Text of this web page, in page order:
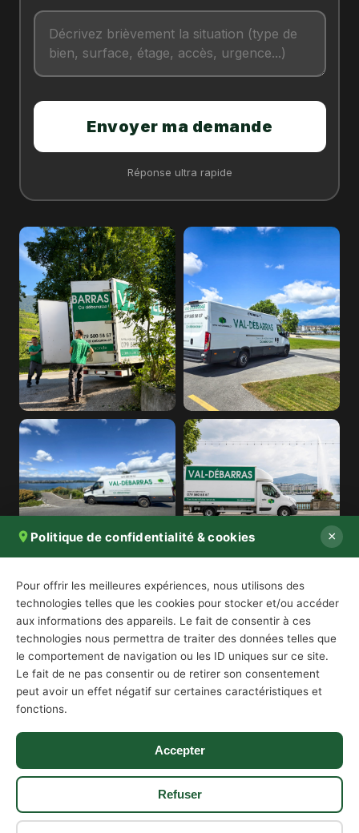
Politique de confidentialité & cookies ×
Pour offrir les meilleures expériences, nous utilisons des
technologies telles que les cookies pour stocker et/ou accéder
aux informations des appareils. Le fait de consentir à ces
technologies nous permettra de traiter des données telles que
le comportement de navigation ou les ID uniques sur ce site.
Le fait de ne pas consentir ou de retirer son consentement
peut avoir un effet négatif sur certaines caractéristiques et
fonctions.
Accepter
Refuser
Lun–Sam · 08h00–18h00
info@val-debarras.ch
Réponse sous 2h
Devis sous 24h
Réponse garantie
6 cantons couverts
Envoyer ma demande
Réponse ultra rapide